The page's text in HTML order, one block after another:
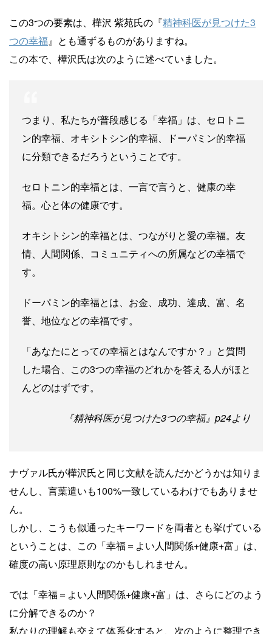
この3つの要素は、樺沢 紫苑氏の『精神科医が見つけた3
つの幸福』とも通ずるものがありますね。
この本で、樺沢氏は次のように述べていました。
つまり、私たちが普段感じる「幸福」は、セロトニ
ン的幸福、オキシトシン的幸福、ドーパミン的幸福
に分類できるだろうということです。
セロトニン的幸福とは、一言で言うと、健康の幸
福。心と体の健康です。
オキシトシン的幸福とは、つながりと愛の幸福。友
情、人間関係、コミュニティへの所属などの幸福で
す。
ドーパミン的幸福とは、お金、成功、達成、富、名
誉、地位などの幸福です。
「あなたにとっての幸福とはなんですか？」と質問
した場合、この3つの幸福のどれかを答える人がほと
んどのはずです。
『精神科医が見つけた3つの幸福』p24より
ナヴァル氏が樺沢氏と同じ文献を読んだかどうかは知りま
せんし、言葉遣いも100%一致しているわけでもありませ
ん。
しかし、こうも似通ったキーワードを両者とも挙げている
ということは、この「幸福＝よい人間関係+健康+富」は、
確度の高い原理原則なのかもしれません。
では「幸福＝よい人間関係+健康+富」は、さらにどのよう
に分解できるのか？
私なりの理解も交えて体系化すると、次のように整理でき